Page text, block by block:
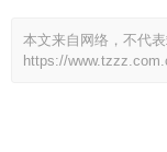
本文来自网络，不代
https://